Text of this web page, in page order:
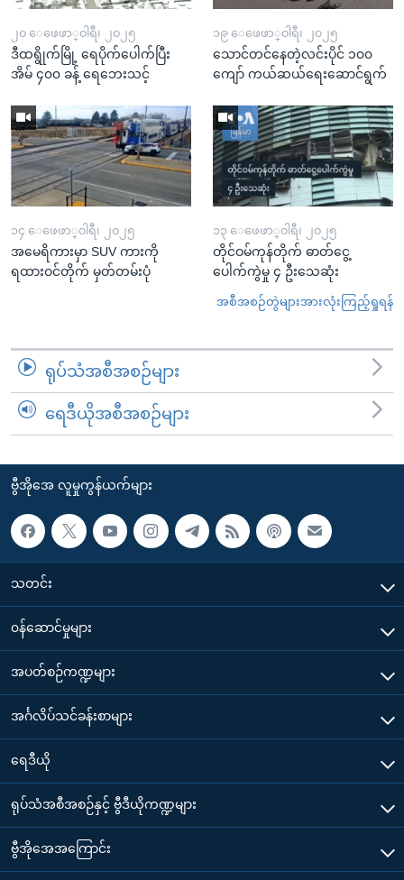
၂၀ ေဖေဖာ္၀ါရီ၊ ၂၀၂၅
ဒီထရွိုက်မြို့ ရေပိုက်ပေါက်ပြီး
အိမ် ၄၀၀ ခန့် ရေဘေးသင့်
၁၉ ေဖေဖာ္၀ါရီ၊ ၂၀၂၅
သောင်တင်နေတဲ့လင်းပိုင် ၁၀၀
ကျော် ကယ်ဆယ်ရေးဆောင်ရွက်
၁၄ ေဖေဖာ္၀ါရီ၊ ၂၀၂၅
အမေရိကားမှာ SUV ကားကို
ရထားဝင်တိုက် မှတ်တမ်းပုံ
၁၃ ေဖေဖာ္၀ါရီ၊ ၂၀၂၅
တိုင်ဝမ်ကုန်တိုက် ဓာတ်ငွေ့
ပေါက်ကွဲမှု ၄ ဦးသေဆုံး
အစီအစဉ်တွဲများအားလုံးကြည့်ရှုရန်
ရုပ်သံအစီအစဉ်များ
ရေဒီယိုအစီအစဉ်များ
ဗွီအိုအေ လူမှုကွန်ယက်များ
သတင်း
၀န်ဆောင်မှုများ
အပတ်စဉ်ကဏ္ဍများ
အင်္ဂလိပ်သင်ခန်းစာများ
ရေဒီယို
ရုပ်သံအစီအစဉ်နှင့် ဗွီဒီယိုကဏ္ဍများ
ဗွီအိုအေအကြောင်း